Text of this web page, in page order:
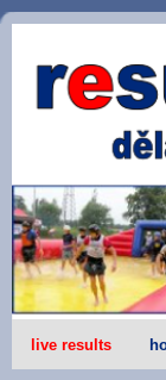
live results